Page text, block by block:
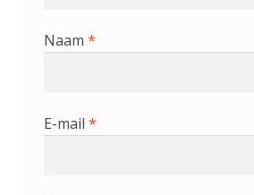
Naam *
E-mail *